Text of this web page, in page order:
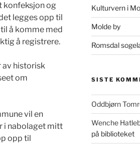
konfeksjon og
legges opp til
å komme med
å registrere.
av historisk
om
vil en
i nabolaget mitt
opp til
Kulturvern i
Molde by
Romsdal
SISTE
Oddbjørn
Wenche
på biblioteket